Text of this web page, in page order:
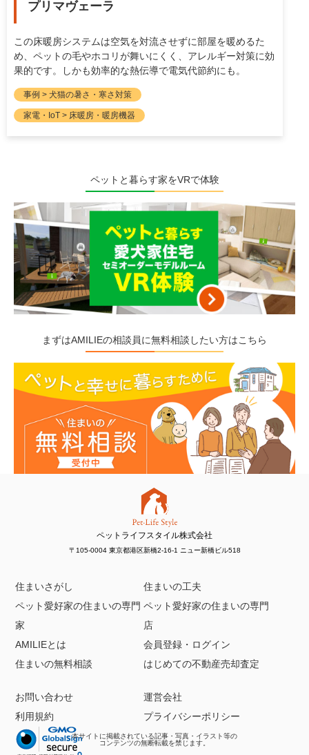
プリマヴェーラ
この床暖房システムは空気を対流させずに部屋を暖めるた
め、ペットの毛やホコリが舞いにくく、アレルギー対策に効
果的です。しかも効率的な熱伝導で電気代節約にも。
事例 > 犬猫の暑さ・寒さ対策
家電・IoT > 床暖房・暖房機器
ペットと暮らす家をVRで体験
まずはAMILIEの相談員に無料相談したい方はこちら
ペットライフスタイル株式会社
〒105-0004 東京都港区新橋2-16-1 ニュー新橋ビル518
住まいさがし
住まいの工夫
ペット愛好家の住まいの専門
家
ペット愛好家の住まいの専門
店
AMILIEとは
会員登録・ログイン
住まいの無料相談
はじめての不動産売却査定
お問い合わせ
運営会社
利用規約
プライバシーポリシー
本サイトに掲載されている記事・写真・イラスト等の
コンテンツの無断転載を禁じます。